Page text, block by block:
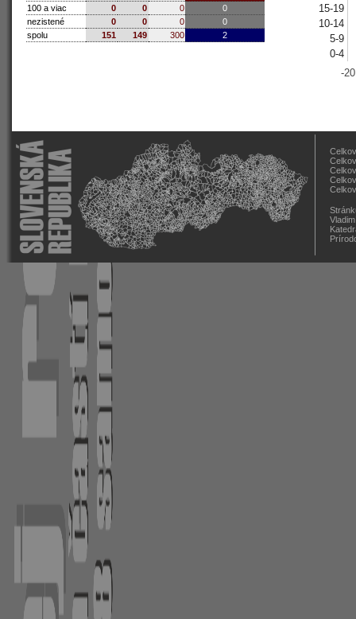
100 a viac
0 0 0
0
nezistené
0 0 0
0
spolu
151 149 300 2
-20
15-19
10-14
5-9
0-4